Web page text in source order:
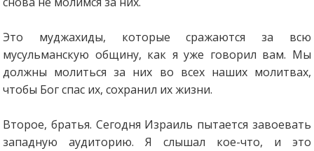
Это муджахиды, которые сражаются за всю
мусульманскую общину, как я уже говорил вам. Мы
должны молиться за них во всех наших молитвах,
чтобы Бог спас их, сохранил их жизни.
Второе, братья. Сегодня Израиль пытается завоевать
западную аудиторию. Я слышал кое-что, и это